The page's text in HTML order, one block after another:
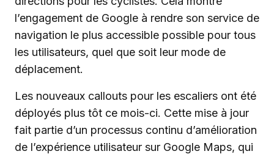
l’engagement de Google à rendre son service de
navigation le plus accessible possible pour tous
les utilisateurs, quel que soit leur mode de
déplacement.
Les nouveaux callouts pour les escaliers ont été
déployés plus tôt ce mois-ci. Cette mise à jour
fait partie d’un processus continu d’amélioration
de l’expérience utilisateur sur Google Maps, qui